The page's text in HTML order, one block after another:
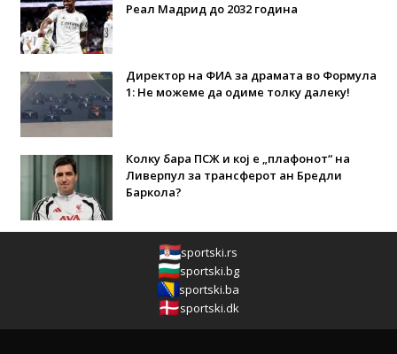
Реал Мадрид до 2032 година
Директор на ФИА за драмата во Формула
1: Не можеме да одиме толку далеку!
Колку бара ПСЖ и кој е „плафонот“ на
Ливерпул за трансферот ан Бредли
Баркола?
sportski.rs
sportski.bg
sportski.ba
sportski.dk